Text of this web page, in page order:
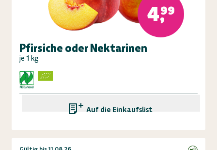
4,99
Pfirsiche oder Nektarinen
je 1 kg
Auf die Einkaufsliste